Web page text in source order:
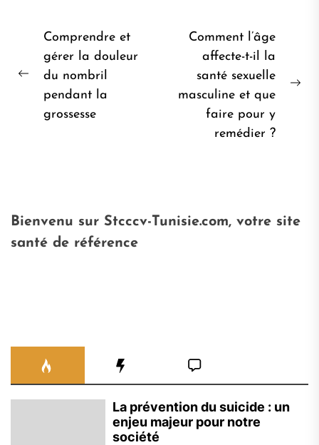
Navigation
l’article
précédent:
Comprendre et
gérer la douleur
du nombril
pendant la
grossesse
Comment l’âge
affecte-t-il la
santé sexuelle
masculine et que
faire pour y
remédier ?
Bienvenu sur Stcccv-Tunisie.com, votre site
santé de référence
La prévention du suicide : un
enjeu majeur pour notre
société